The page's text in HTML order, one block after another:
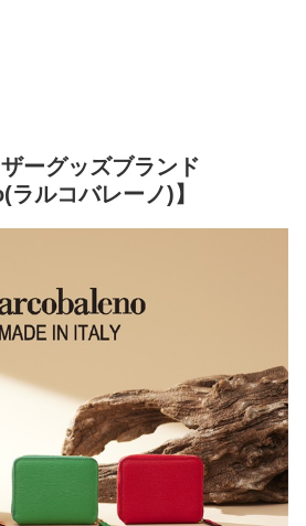
ーグッズブランド
ラルコバレーノ)】